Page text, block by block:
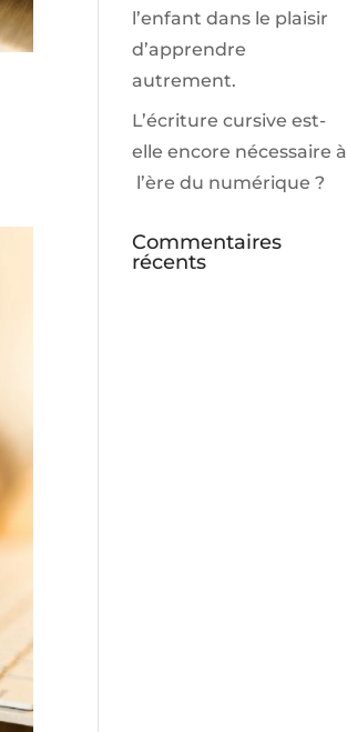
l’enfant dans le plaisir
d’apprendre
autrement.
L’écriture cursive est-
elle encore nécessaire à
l’ère du numérique ?
Commentaires
récents